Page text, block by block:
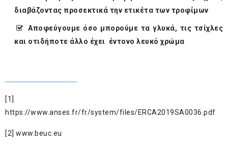
διαβάζοντας προσεκτικά την ετικέτα των τροφίμων
Αποφεύγουμε όσο μπορούμε τα γλυκά, τις τσίχλες
και οτιδήποτε άλλο έχει έντονο λευκό χρώμα
[1]
https://www.anses.fr/fr/system/files/ERCA2019SA0036.pdf
[2] www.beuc.eu